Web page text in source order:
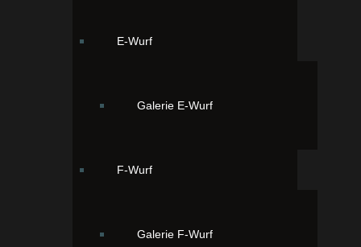
E-Wurf
Galerie E-Wurf
F-Wurf
Galerie F-Wurf